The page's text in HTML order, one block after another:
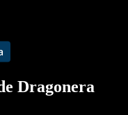
Dragonera